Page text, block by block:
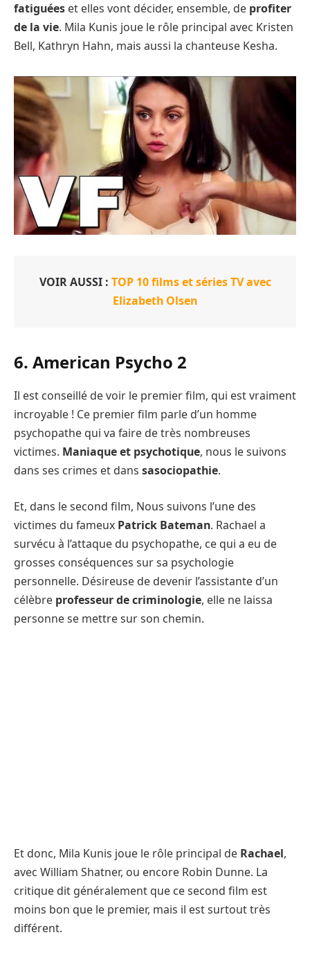
fatiguées et elles vont décider, ensemble, de profiter
de la vie. Mila Kunis joue le rôle principal avec Kristen
Bell, Kathryn Hahn, mais aussi la chanteuse Kesha.
VOIR AUSSI : TOP 10 films et séries TV avec
Elizabeth Olsen
6. American Psycho 2
Il est conseillé de voir le premier film, qui est vraiment
incroyable ! Ce premier film parle d’un homme
psychopathe qui va faire de très nombreuses
victimes. Maniaque et psychotique, nous le suivons
dans ses crimes et dans sasociopathie.
Et, dans le second film, Nous suivons l’une des
victimes du fameux Patrick Bateman. Rachael a
survécu à l’attaque du psychopathe, ce qui a eu de
grosses conséquences sur sa psychologie
personnelle. Désireuse de devenir l’assistante d’un
célèbre professeur de criminologie, elle ne laissa
personne se mettre sur son chemin.
Et donc, Mila Kunis joue le rôle principal de Rachael,
avec William Shatner, ou encore Robin Dunne. La
critique dit généralement que ce second film est
moins bon que le premier, mais il est surtout très
différent.